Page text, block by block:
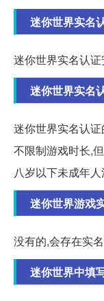
迷你世界实名
迷你世界实名认证
迷你世界实名
迷你世界实名认
不限制游戏时长,
八岁以下未成年人
迷你世界游戏
没有的,会存在实
迷你世界中填